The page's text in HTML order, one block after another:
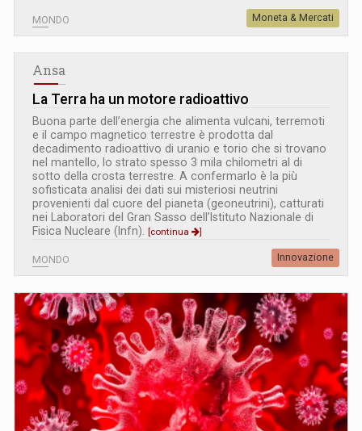
MONDO Moneta & Mercati
Ansa
La Terra ha un motore radioattivo
Buona parte dell’energia che alimenta vulcani, terremoti
e il campo magnetico terrestre è prodotta dal
decadimento radioattivo di uranio e torio che si trovano
nel mantello, lo strato spesso 3 mila chilometri al di
sotto della crosta terrestre. A confermarlo è la più
sofisticata analisi dei dati sui misteriosi neutrini
provenienti dal cuore del pianeta (geoneutrini), catturati
nei Laboratori del Gran Sasso dell’Istituto Nazionale di
Fisica Nucleare (Infn).
[continua ]
MONDO Innovazione